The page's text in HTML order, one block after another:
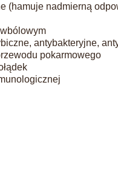
(hamuje nadmierną
antybakteryjne,
pokarmowego